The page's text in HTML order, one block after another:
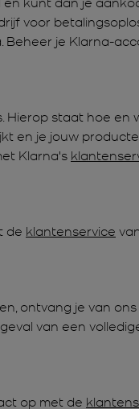
voor
je Klarna-
Hierop staat hoe en
en je jouw
Klarna's
de klantenservice
ontvang je van ons
van een
op met de